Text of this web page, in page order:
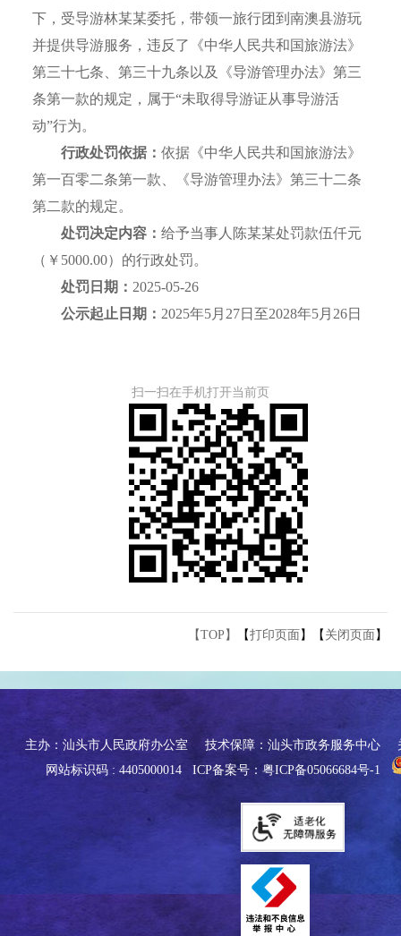
下，受导游林某某委托，带领一旅行团到南澳县游玩
并提供导游服务，违反了《中华人民共和国旅游法》
第三十七条、第三十九条以及《导游管理办法》第三
条第一款的规定，属于“未取得导游证从事导游活
动”行为。
行政处罚依据： 依据《中华人民共和国旅游法》
第一百零二条第一款、《导游管理办法》第三十二条
第二款的规定。
处罚决定内容： 给予当事人陈某某处罚款伍仟元
（￥5000.00）的行政处罚。
处罚日期： 2025-05-26
公示起止日期： 2025年5月27日至2028年5月26日
扫一扫在手机打开当前页
【TOP】 【打印页面 】【 关闭页面 】
主办：汕头市人民政府办公室 技术保障：汕头市政务服务中心
网站标识码 : 4405000014 ICP备案号：粤ICP备05066684号-1